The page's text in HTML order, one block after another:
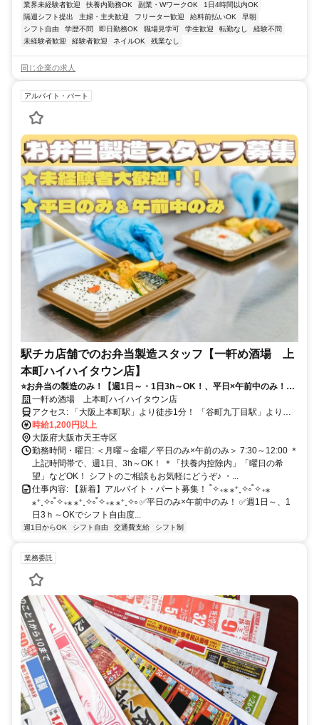
業界未経験者歓迎 扶養内勤務OK 副業・WワークOK
1日4時間以内OK
隔週シフト提出
主婦・主夫歓迎 フリーター歓迎 給料前払いOK
早朝
シフト自由
学歴不問 即日勤務OK 職場見学可 学生歓迎 転勤なし
経験不問
未経験者歓迎
経験者歓迎 ネイルOK 残業なし
同じ企業の求人
アルバイト・パート
駅チカ店舗でのお弁当製造スタッフ【一軒め酒場 上
本町ハイハイタウン店】
⭐️お弁当の製造のみ！【週1日～・1日3h～OK！、平日×午前中のみ！】
⏩️駅チカ徒歩1分⭐️未経験OK＆履歴書不要！⭐️髪型・髪色自由＆ネイル・
ピアスOK！
一軒め酒場 上本町ハイハイタウン店
アクセス: 「大阪上本町駅」より徒歩1分！ 「谷町九丁目駅」より徒
歩3分 ＊駅チカで通勤ラクラク！ ＊「なんば駅」～「大阪上本町駅」
約10分 ＊「天王寺駅」「新今宮駅」～「大阪上本町駅」約10分 ＊
「梅田駅」「大阪駅」～「大阪上本町駅」約20分 ーーーーーーーー
ーーーーーーーーーーーー
時給1,200円以上
大阪府大阪市天王寺区
勤務時間・曜日: ＜月曜～金曜／平日のみ×午前のみ＞ 7:30～12:00 ＊
上記時間帯で、週1日、3h～OK！ ＊「扶養内控除内」「曜日の希
望」などOK！ シフトのご相談もお気軽にどうぞ♪ ・...
仕事内容: 【新着】アルバイト・パート募集！ ˚✧₊⁎ ⁎⁺˳✧༚˚✧₊⁎
⁎⁺˳✧༚˚✧₊⁎ ⁎⁺˳✧༚˚✧₊⁎ ⁎⁺˳✧༚ ✅️平日のみ×午前中のみ！ ✅️週1日～、1
日3ｈ～OKでシフト自由度...
週1日からOK シフト自由 交通費支給 シフト制
業務委託